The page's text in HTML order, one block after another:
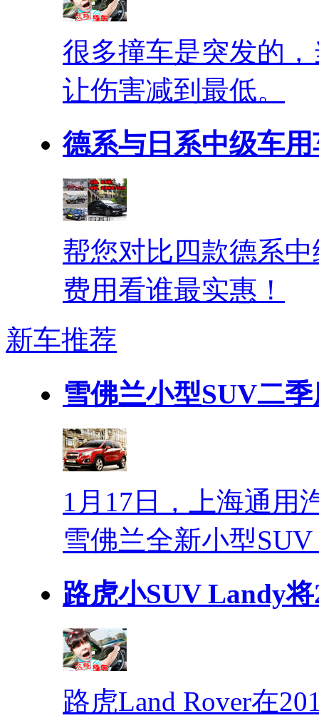
很多撞车是突发的
让伤害减到最低。
德系与日系中级车
帮您对比四款德系
费用看谁最实惠！
新车推荐
雪佛兰小型SUV二
1月17日，上海通用
雪佛兰全新小型
路虎小SUV Landy
路虎Land Rover在